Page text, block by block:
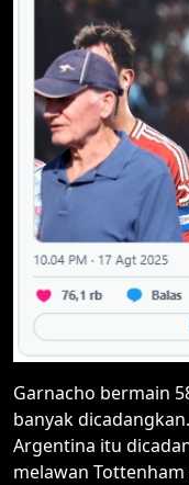
Garnacho bermain
banyak
Argentina itu
melawan Tottenham